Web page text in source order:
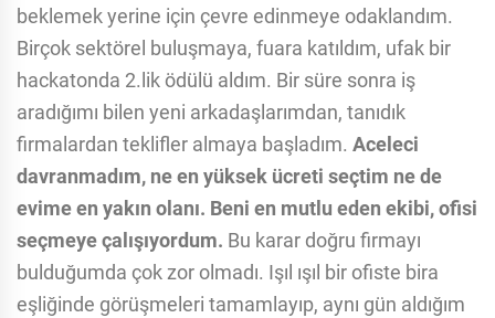
beklemek yerine için çevre edinmeye odaklandım.
Birçok sektörel buluşmaya, fuara katıldım, ufak bir
hackatonda 2.lik ödülü aldım. Bir süre sonra iş
aradığımı bilen yeni arkadaşlarımdan, tanıdık
firmalardan teklifler almaya başladım. Aceleci
davranmadım, ne en yüksek ücreti seçtim ne de
evime en yakın olanı. Beni en mutlu eden ekibi, ofisi
seçmeye çalışıyordum. Bu karar doğru firmayı
bulduğumda çok zor olmadı. Işıl ışıl bir ofiste bira
eşliğinde görüşmeleri tamamlayıp, aynı gün aldığım